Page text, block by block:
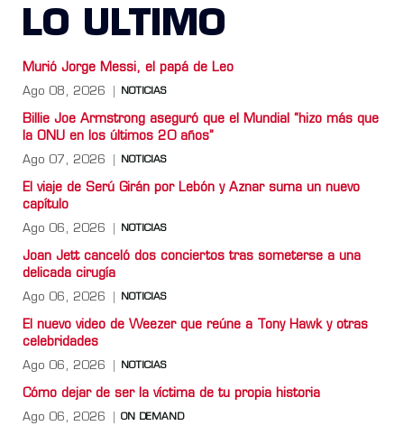
LO ULTIMO
Murió Jorge Messi, el papá de Leo
Ago 08, 2026 NOTICIAS
Billie Joe Armstrong aseguró que el Mundial “hizo más que
la ONU en los últimos 20 años”
Ago 07, 2026 NOTICIAS
El viaje de Serú Girán por Lebón y Aznar suma un nuevo
capítulo
Ago 06, 2026 NOTICIAS
Joan Jett canceló dos conciertos tras someterse a una
delicada cirugía
Ago 06, 2026 NOTICIAS
El nuevo video de Weezer que reúne a Tony Hawk y otras
celebridades
Ago 06, 2026 NOTICIAS
Cómo dejar de ser la víctima de tu propia historia
Ago 06, 2026 ON DEMAND